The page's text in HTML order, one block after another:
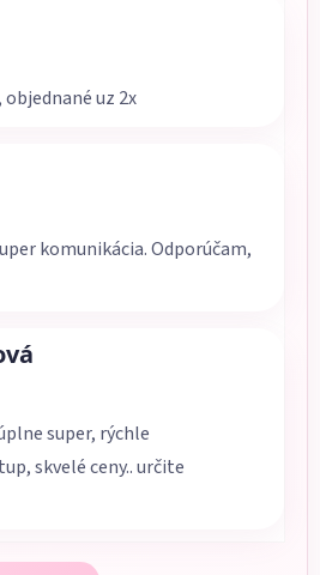
5 z 5 hviezdičiek.
uz 2x
5 z 5 hviezdičiek.
komunikácia. Odporúčam,
5 z 5 hviezdičiek.
super, rýchle
skvelé ceny.. určite